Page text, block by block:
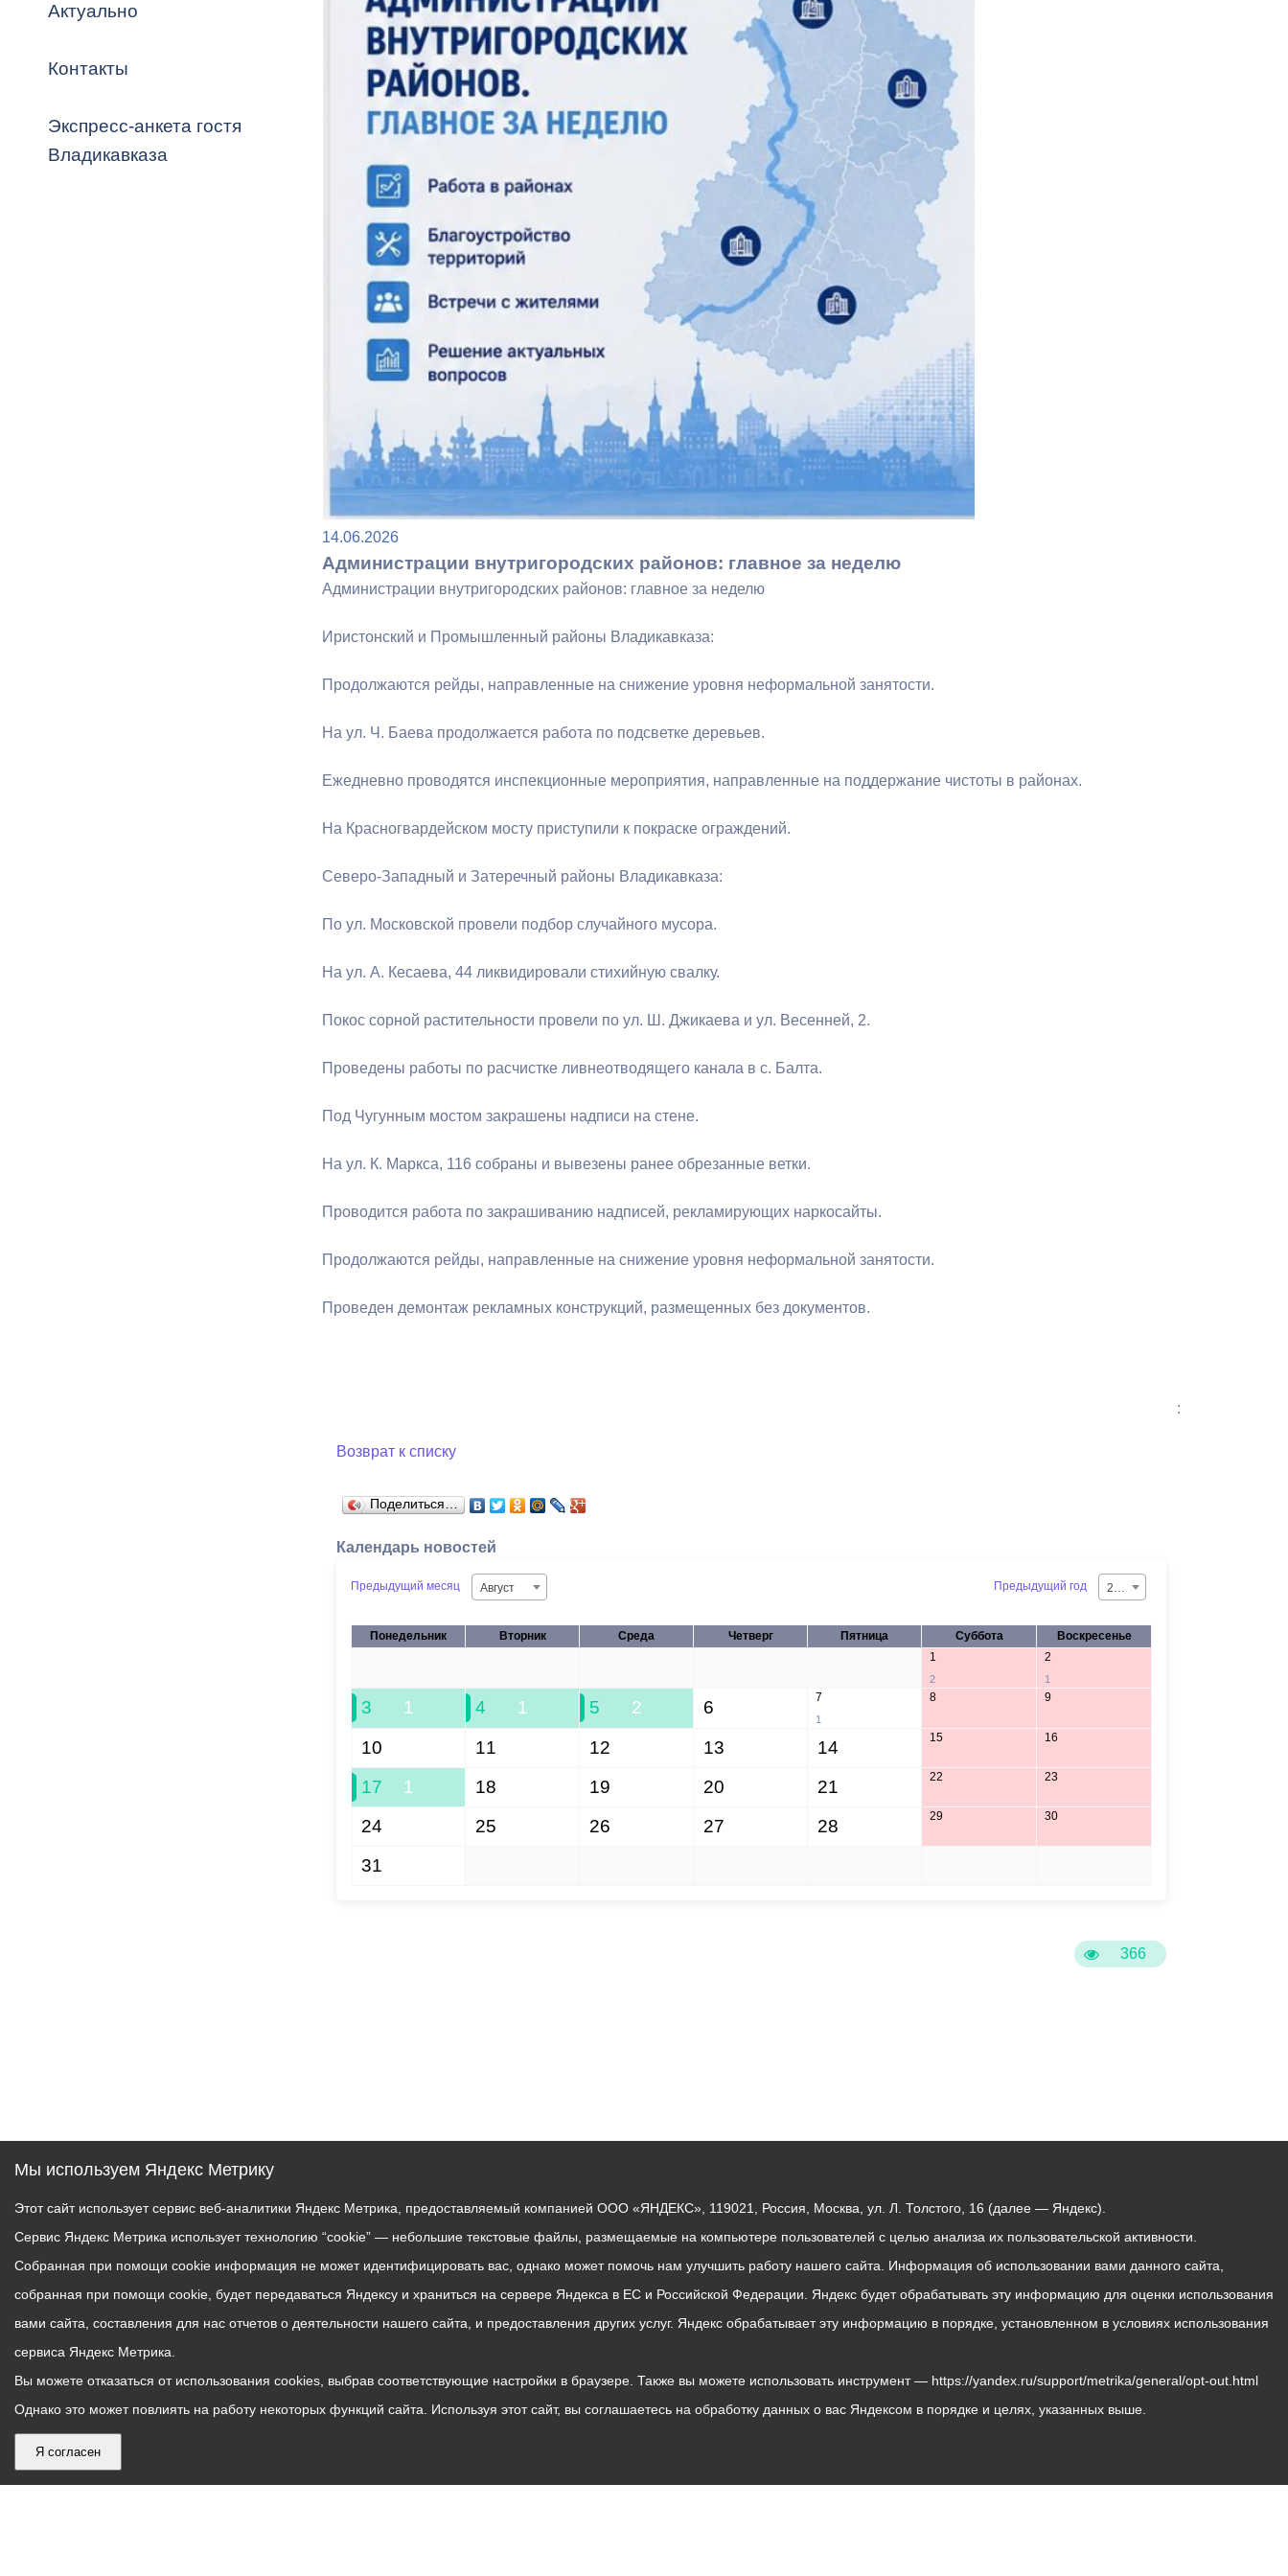
Владикавказ
Распоряжения, постановления Кадровая политика Противодействие коррупции
ОРВ и экспертиза НПА Контактная информация Градостроительная деятельность
Оценка деятельности органов
местного самоуправления
Списки граждан, состоящих на
учете в качестве нуждающихся в
улучшении жилищных условий по
г. Владикавказ
Формирование комфортной
городской среды
Бюджет для граждан
Пространственные сведения
Открытые данные
Общественное обсуждение
документов стратегического
планирования
Гражданская оборона в
чрезвычайных ситуациях
Информация о результатах
Порядок обжалования решений и
действий органов местного
самоуправления
Информация финансового
органа
Бесплатная юридическая помощь
Муниципальный контроль Выборы 2026
Актуально
Контакты
Экспресс-анкета гостя
Владикавказа
366
14.06.2026
Администрации внутригородских районов: главное за неделю
Администрации внутригородских районов: главное за неделю
Иристонский и Промышленный районы Владикавказа:
Продолжаются рейды, направленные на снижение уровня неформальной занятости.
На ул. Ч. Баева продолжается работа по подсветке деревьев.
Ежедневно проводятся инспекционные мероприятия, направленные на поддержание чистоты в районах.
На Красногвардейском мосту приступили к покраске ограждений.
Северо-Западный и Затеречный районы Владикавказа:
По ул. Московской провели подбор случайного мусора.
На ул. А. Кесаева, 44 ликвидировали стихийную свалку.
Покос сорной растительности провели по ул. Ш. Джикаева и ул. Весенней, 2.
Проведены работы по расчистке ливнеотводящего канала в с. Балта.
Под Чугунным мостом закрашены надписи на стене.
На ул. К. Маркса, 116 собраны и вывезены ранее обрезанные ветки.
Проводится работа по закрашиванию надписей, рекламирующих наркосайты.
Продолжаются рейды, направленные на снижение уровня неформальной занятости.
Проведен демонтаж рекламных конструкций, размещенных без документов.
:
Возврат к списку
Поделиться…
Календарь новостей
Предыдущий месяц Август Предыдущий год 2026
Понедельник Вторник Среда Четверг Пятница Суббота Воскресенье
1
2
2
1
3 1 4 1 5 2 6 7
1
8 9
10 11 12 13 14 15 16
17 1 18 19 20 21 22 23
24 25 26 27 28 29 30
31
Мы используем Яндекс Метрику
Этот сайт использует сервис веб-аналитики Яндекс Метрика, предоставляемый компанией ООО «ЯНДЕКС», 119021, Россия, Москва, ул. Л. Толстого, 16 (далее — Яндекс).
Сервис Яндекс Метрика использует технологию “cookie” — небольшие текстовые файлы, размещаемые на компьютере пользователей с целью анализа их пользовательской активности.
Собранная при помощи cookie информация не может идентифицировать вас, однако может помочь нам улучшить работу нашего сайта. Информация об использовании вами данного сайта,
собранная при помощи cookie, будет передаваться Яндексу и храниться на сервере Яндекса в ЕС и Российской Федерации. Яндекс будет обрабатывать эту информацию для оценки использования
вами сайта, составления для нас отчетов о деятельности нашего сайта, и предоставления других услуг. Яндекс обрабатывает эту информацию в порядке, установленном в условиях использования
сервиса Яндекс Метрика.
Вы можете отказаться от использования cookies, выбрав соответствующие настройки в браузере. Также вы можете использовать инструмент — https://yandex.ru/support/metrika/general/opt-out.html
Однако это может повлиять на работу некоторых функций сайта. Используя этот сайт, вы соглашаетесь на обработку данных о вас Яндексом в порядке и целях, указанных выше.
Я согласен